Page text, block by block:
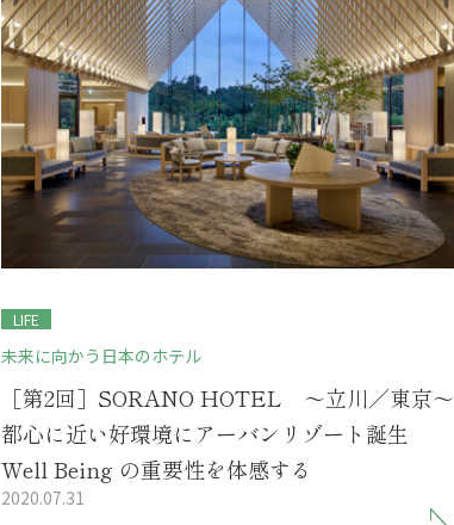
LIFE
未来に向かう日本のホテル
［第2回］SORANO HOTEL ～立川／東京～
都心に近い好環境にアーバンリゾート誕生
Well Being の重要性を体感する
2020.07.31